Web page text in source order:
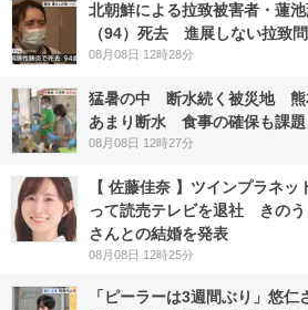
北朝鮮による拉致被害者・蓮
（94）死去 進展しない拉致
08月08日 12時28分
猛暑の中 断水続く被災地
あまり断水 食事の確保も課
08月08日 12時27分
【 佐藤佳奈 】ツインプラネ
って読売テレビを退社 きのう
さんとの結婚を発表
08月08日 12時25分
「ピーラーは3週間ぶり」悠